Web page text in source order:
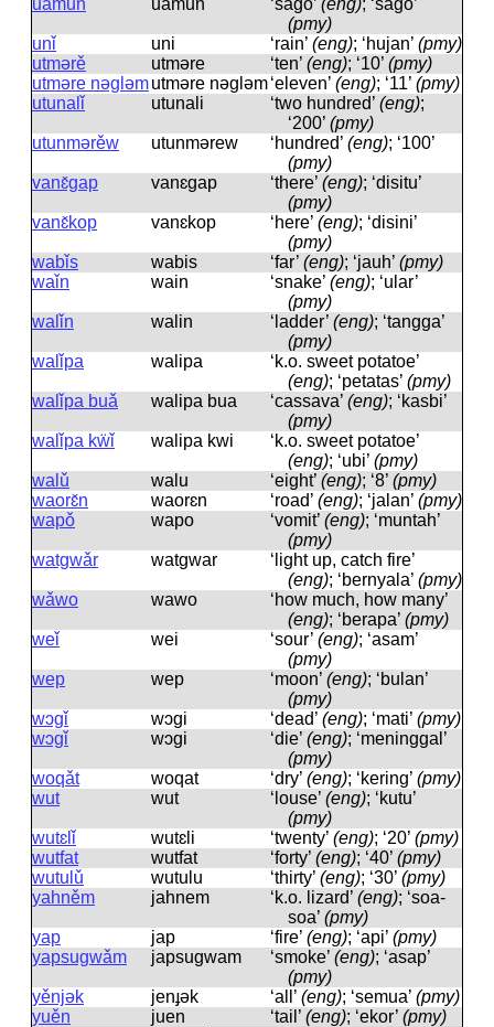
uǎmun
uamun ‘sago’ (eng); ‘sago’
(pmy)
unǐ
uni ‘rain’ (eng); ‘hujan’ (pmy)
utmərě
utməre ‘ten’ (eng); ‘10’ (pmy)
utməre nəgləmutməre nəɡləm‘eleven’ (eng); ‘11’ (pmy)
utunalǐ
utunali ‘two hundred’ (eng);
‘200’ (pmy)
utunmərěw
utunmərew ‘hundred’ (eng); ‘100’
(pmy)
vanɛ̌gap
vanɛɡap ‘there’ (eng); ‘disitu’
(pmy)
vanɛ̌kop
vanɛkop ‘here’ (eng); ‘disini’
(pmy)
wabǐs
wabis ‘far’ (eng); ‘jauh’ (pmy)
waǐn
wain ‘snake’ (eng); ‘ular’
(pmy)
walǐn
walin ‘ladder’ (eng); ‘tangga’
(pmy)
walǐpa
walipa
‘k.o. sweet potatoe’
(eng); ‘petatas’ (pmy)
walǐpa buǎ
walipa bua ‘cassava’ (eng); ‘kasbi’
(pmy)
walǐpa kẅǐ
walipa kwi
‘k.o. sweet potatoe’
(eng); ‘ubi’ (pmy)
walǔ
walu ‘eight’ (eng); ‘8’ (pmy)
waorɛ̌n
waorɛn ‘road’ (eng); ‘jalan’ (pmy)
wapǒ
wapo ‘vomit’ (eng); ‘muntah’
(pmy)
watgwǎr
watɡwar
‘light up, catch fire’
(eng); ‘bernyala’ (pmy)
wǎwo
wawo
‘how much, how many’
(eng); ‘berapa’ (pmy)
weǐ
wei ‘sour’ (eng); ‘asam’
(pmy)
wep
wep ‘moon’ (eng); ‘bulan’
(pmy)
wɔgǐ
wɔɡi ‘dead’ (eng); ‘mati’ (pmy)
wɔgǐ
wɔɡi ‘die’ (eng); ‘meninggal’
(pmy)
woqǎt
woqat ‘dry’ (eng); ‘kering’ (pmy)
wut
wut ‘louse’ (eng); ‘kutu’
(pmy)
wutɛlǐ
wutɛli ‘twenty’ (eng); ‘20’ (pmy)
wutfat
wutfat ‘forty’ (eng); ‘40’ (pmy)
wutulǔ
wutulu ‘thirty’ (eng); ‘30’ (pmy)
yahněm
jahnem ‘k.o. lizard’ (eng); ‘soa-
soa’ (pmy)
yap
jap ‘fire’ (eng); ‘api’ (pmy)
yapsugwǎm
japsuɡwam ‘smoke’ (eng); ‘asap’
(pmy)
yěnjək
jenɟək ‘all’ (eng); ‘semua’ (pmy)
yuěn
juen ‘tail’ (eng); ‘ekor’ (pmy)